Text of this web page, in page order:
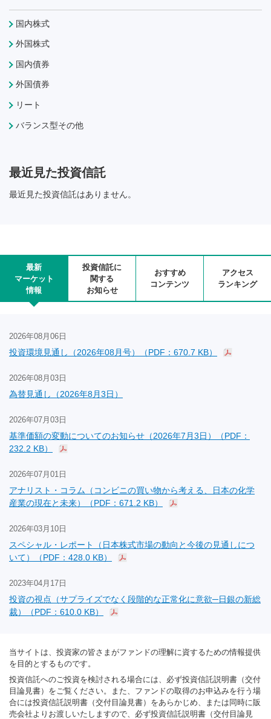
国内株式
外国株式
国内債券
外国債券
リート
バランス型その他
最近見た投資信託
最近見た投資信託はありません。
最新
マーケット
情報
投資信託に
関する
お知らせ
おすすめ
コンテンツ
アクセス
ランキング
2026年08月06日
投資環境見通し（2026年08月号）（PDF：670.7 KB）
2026年08月03日
為替見通し（2026年8月3日）
2026年07月03日
基準価額の変動についてのお知らせ（2026年7月3日）（PDF：
232.2 KB）
2026年07月01日
アナリスト・コラム（コンビニの買い物から考える、日本の化学
産業の現在と未来）（PDF：671.2 KB）
2026年03月10日
スペシャル・レポート（日本株式市場の動向と今後の見通しにつ
いて）（PDF：428.0 KB）
2023年04月17日
投資の視点（サプライズでなく段階的な正常化に意欲─日銀の新総
裁）（PDF：610.0 KB）
当サイトは、投資家の皆さまがファンドの理解に資するための情報提供
を目的とするものです。
投資信託へのご投資を検討される場合には、必ず投資信託説明書（交付
目論見書）をご覧ください。また、ファンドの取得のお申込みを行う場
合には投資信託説明書（交付目論見書）をあらかじめ、または同時に販
売会社よりお渡しいたしますので、必ず投資信託説明書（交付目論見